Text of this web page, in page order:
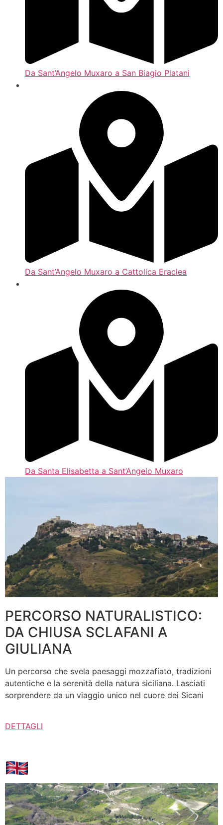
Da Sant’Angelo Muxaro a San Biagio Platani
Da Sant’Angelo Muxaro a Cattolica Eraclea
Da Santa Elisabetta a Sant’Angelo Muxaro
PERCORSO NATURALISTICO:
DA CHIUSA SCLAFANI A
GIULIANA
Un percorso che svela paesaggi mozzafiato, tradizioni
autentiche e la serenità della natura siciliana. Lasciati
sorprendere da un viaggio unico nel cuore dei Sicani
DETTAGLI